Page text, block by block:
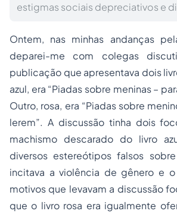
estigmas sociais depreciativos e
Ontem, nas minhas andanças
deparei-me com colegas
publicação que apresentava dois
azul, era “Piadas sobre meninas –
Outro, rosa, era “Piadas sobre
lerem”. A discussão tinha dois
machismo descarado do livro
diversos estereótipos falsos
incitava a violência de gênero e
motivos que levavam a discussão
que o livro rosa era igualmente